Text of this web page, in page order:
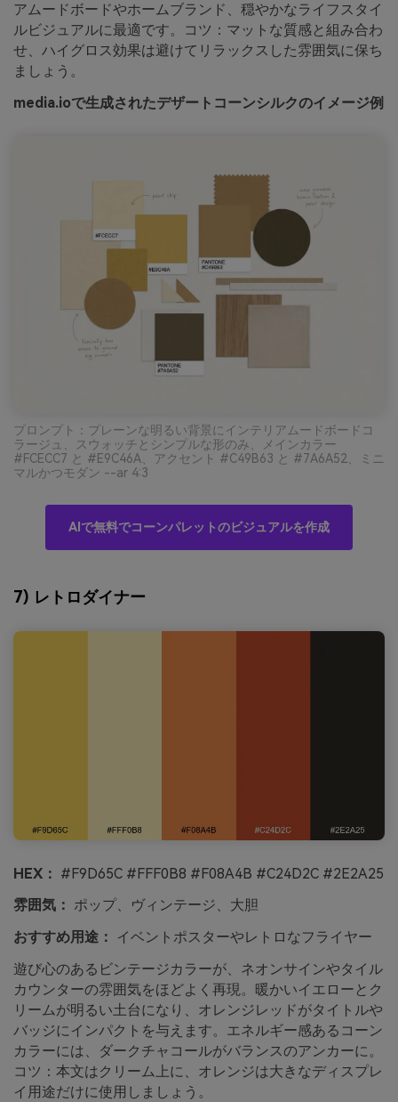
アムードボードやホームブランド、穏やかなライフスタイ
ルビジュアルに最適です。コツ：マットな質感と組み合わ
せ、ハイグロス効果は避けてリラックスした雰囲気に保ち
ましょう。
media.ioで生成されたデザートコーンシルクのイメージ例
プロンプト：プレーンな明るい背景にインテリアムードボードコ
ラージュ、スウォッチとシンプルな形のみ、メインカラー
#FCECC7 と #E9C46A、アクセント #C49B63 と #7A6A52、ミニ
マルかつモダン --ar 4:3
AIで無料でコーンパレットのビジュアルを作成
7) レトロダイナー
HEX： #F9D65C #FFF0B8 #F08A4B #C24D2C #2E2A25
雰囲気： ポップ、ヴィンテージ、大胆
おすすめ用途：
イベントポスターやレトロなフライヤー
遊び心のあるビンテージカラーが、ネオンサインやタイル
カウンターの雰囲気をほどよく再現。暖かいイエローとク
リームが明るい土台になり、オレンジレッドがタイトルや
バッジにインパクトを与えます。エネルギー感あるコーン
カラーには、ダークチャコールがバランスのアンカーに。
コツ：本文はクリーム上に、オレンジは大きなディスプレ
イ用途だけに使用しましょう。